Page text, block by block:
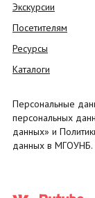
Экскурсии
Посетителям
Ресурсы
Каталоги
Персональные
персональных
данных» и
данных в МГОУНБ.